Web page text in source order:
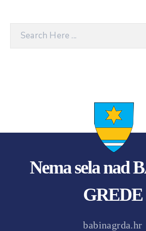
Nema sela nad
GREDE
babinagrda.hr